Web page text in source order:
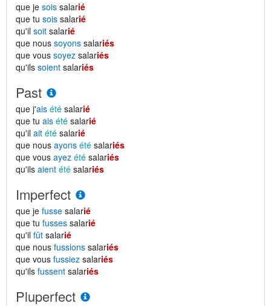
que je sois salarié
que tu sois salarié
qu'il soit salarié
que nous soyons salariés
que vous soyez salariés
qu'ils soient salariés
Past
que j'ais été salarié
que tu ais été salarié
qu'il ait été salarié
que nous ayons été salariés
que vous ayez été salariés
qu'ils aient été salariés
Imperfect
que je fusse salarié
que tu fusses salarié
qu'il fût salarié
que nous fussions salariés
que vous fussiez salariés
qu'ils fussent salariés
Pluperfect